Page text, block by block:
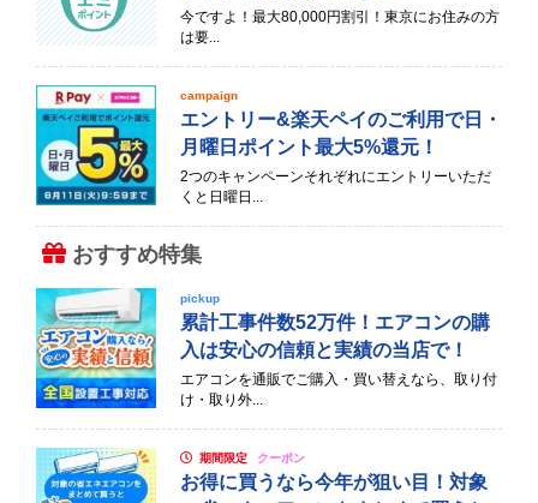
今ですよ！最大80,000円割引！東京にお住みの方
は要...
campaign
エントリー&楽天ペイのご利用で日・
月曜日ポイント最大5%還元！
2つのキャンペーンそれぞれにエントリーいただ
くと日曜日...
おすすめ特集
pickup
累計工事件数52万件！エアコンの購
入は安心の信頼と実績の当店で！
エアコンを通販でご購入・買い替えなら、取り付
け・取り外...
期間限定 クーポン
お得に買うなら今年が狙い目！対象